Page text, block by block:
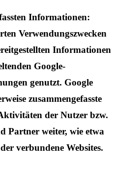
Informationen:
Verwendungszwecken
Informationen
Google-
genutzt. Google
zusammengefasste
der Nutzer bzw.
Partner weiter, wie etwa
verbundene Websites.